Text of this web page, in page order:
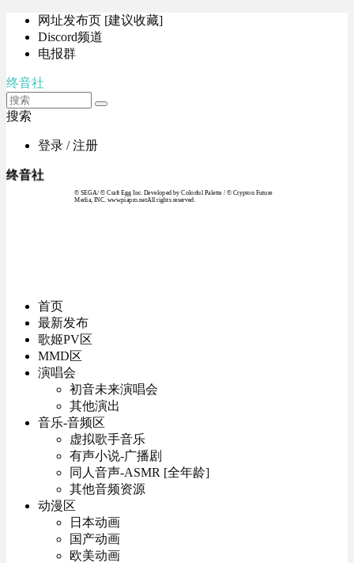
网址发布页 [建议收藏]
Discord频道
电报群
终音社
搜索
登录 / 注册
终音社
© SEGA / © Craft Egg Inc. Developed by Colorful Palette / © Crypton Future
Media, INC. www.piapro.netAll rights reserved.
首页
最新发布
歌姬PV区
MMD区
演唱会
初音未来演唱会
其他演出
音乐-音频区
虚拟歌手音乐
有声小说-广播剧
同人音声-ASMR [全年龄]
其他音频资源
动漫区
日本动画
国产动画
欧美动画